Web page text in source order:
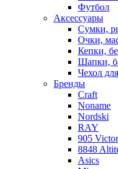
Футбол
Аксессуары
Сумки,
Очки,
Кепки,
Шапки,
Чехол
Бренды
Craft
Noname
Nordski
RAY
905
8848
Asics